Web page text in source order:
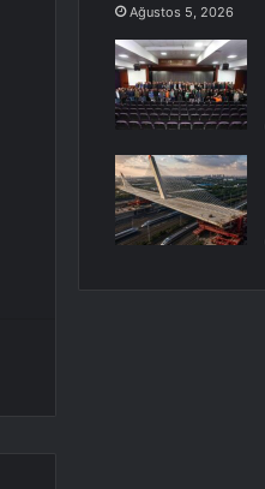
Ağustos 5, 2026